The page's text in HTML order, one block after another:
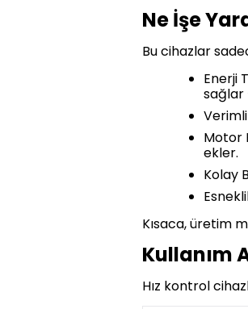
Ne İşe
Bu cihazlar
Enerji
sağlar
Motor
ekler.
Kolay
Kısaca, üretim
Kullanım
Hız kontrol